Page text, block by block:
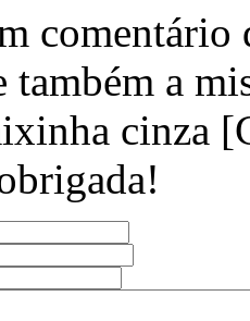
a
cinza